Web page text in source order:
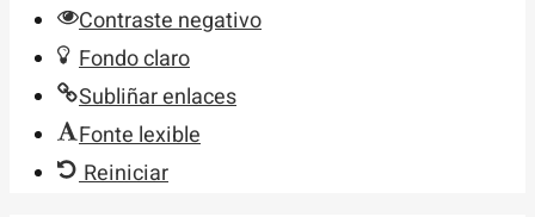
Contraste negativo
Fondo claro
Subliñar enlaces
Fonte lexible
Reiniciar